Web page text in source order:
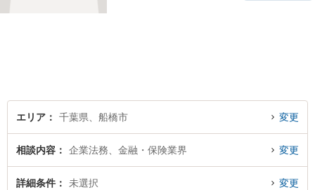
エリア 千葉県、船橋市 変更
相談内容 企業法務、金融・保険業界 変更
詳細条件 未選択 変更